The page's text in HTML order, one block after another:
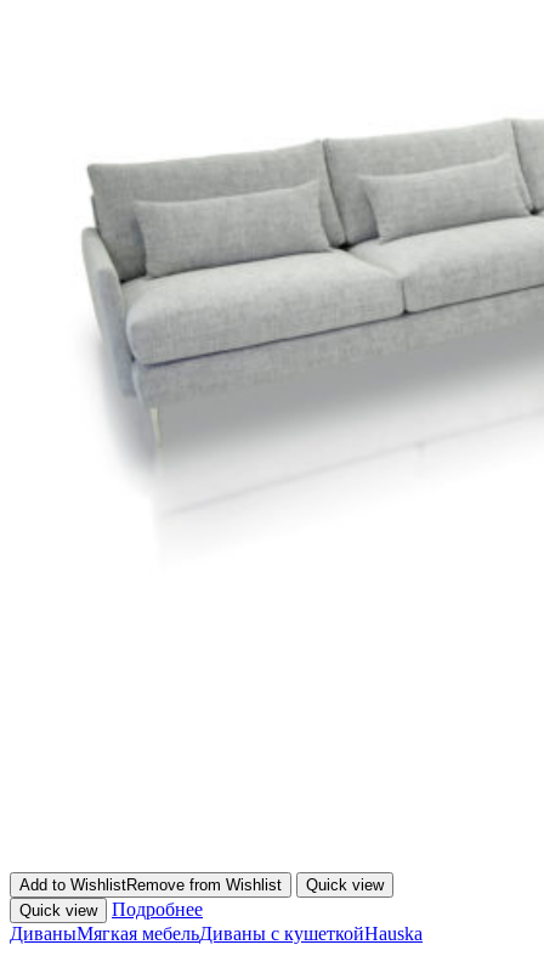
Add to WishlistRemove from Wishlist
Quick view
Quick view
Подробнее
ДиваныМягкая мебельДиваны с кушеткойHauska